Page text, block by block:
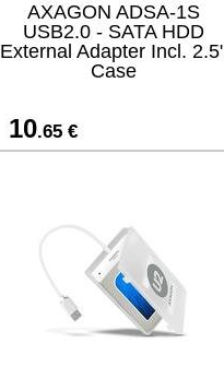
AXAGON ADSA-1S
USB2.0 - SATA HDD
External Adapter Incl.
Case
10.65 €